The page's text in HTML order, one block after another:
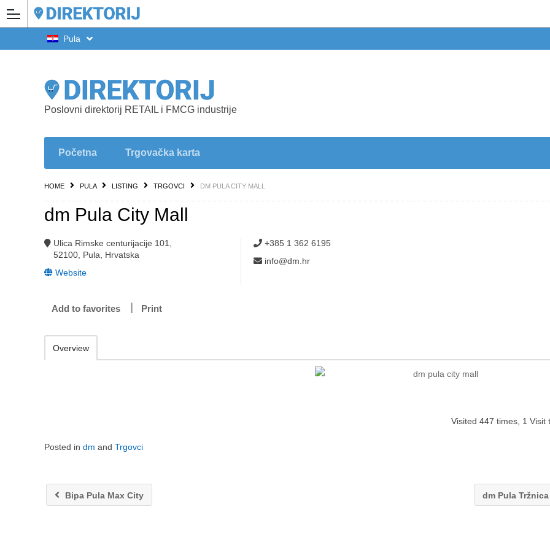
Pula
Poslovni direktorij RETAIL i FMCG industrije
Početna Trgovačka karta
HOME PULA LISTING TRGOVCI DM PULA CITY MALL
dm Pula City Mall
Ulica Rimske centurijacije 101,
52100, Pula, Hrvatska
Website
+385 1 362 6195
info@dm.hr
Add to favorites Print
Overview
Visited 447 times, 1 Visit
Posted in dm and Trgovci
Bipa Pula Max City dm Pula Tržnica